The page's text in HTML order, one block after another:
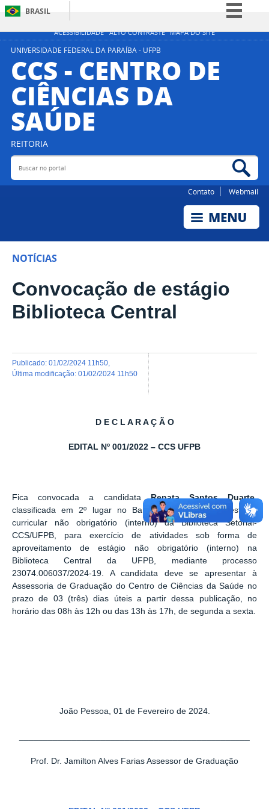
ACESSIBILIDADE ALTO CONTRASTE MAPA DO SITE
BRASIL
Simplifique!
Participe
Acesso à informação
Legislação
UNIVERSIDADE FEDERAL DA PARAÍBA - UFPB
CCS - CENTRO DE
CIÊNCIAS DA
SAÚDE
REITORIA
Buscar no portal
Contato Webmail
NOTÍCIAS
Convocação de estágio
Biblioteca Central
publicado: 01/02/2024 11h50
última modificação: 01/02/2024 11h50
D E C L A R A Ç Ã O
EDITAL Nº 001/2022 – CCS UFPB
Fica convocada a candidataRenata Santos Duarte,
classificada em 2º lugar no Banco de Reserva do estágio
curricular não obrigatório (interno) da Biblioteca Setorial-
CCS/UFPB, para exercício de atividades sob forma de
aproveitamento de estágio não obrigatório (interno) na
Biblioteca Central da UFPB, mediante processo
23074.006037/2024-19. A candidata deve se apresentar à
Assessoria de Graduação do Centro de Ciências da Saúde no
prazo de 03 (três) dias úteis a partir dessa publicação, no
horário das 08h às 12h ou das 13h às 17h, de segunda a sexta.
João Pessoa, 01 de Fevereiro de 2024.
Prof. Dr. Jamilton Alves Farias Assessor de Graduação